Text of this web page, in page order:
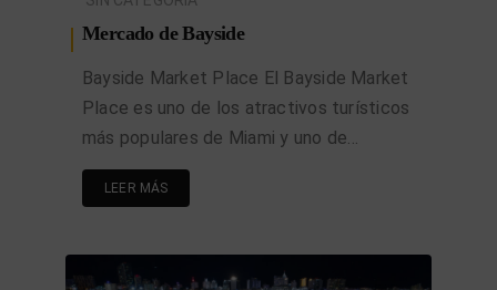
Mercado de Bayside
Bayside Market Place El Bayside Market
Place es uno de los atractivos turísticos
más populares de Miami y uno de…
LEER MÁS